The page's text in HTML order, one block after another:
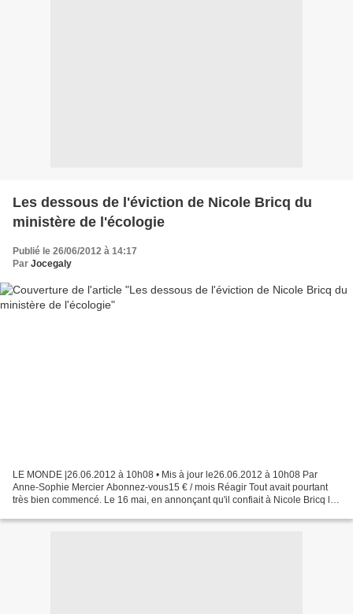
Les dessous de l'éviction de Nicole Bricq du
ministère de l'écologie
Publié le 26/06/2012 à 14:17
Par Jocegaly
LE MONDE |26.06.2012 à 10h08 • Mis à jour le26.06.2012 à 10h08 Par
Anne-Sophie Mercier Abonnez-vous15 € / mois Réagir Tout avait pourtant
très bien commencé. Le 16 mai, en annonçant qu'il confiait à Nicole Bricq le